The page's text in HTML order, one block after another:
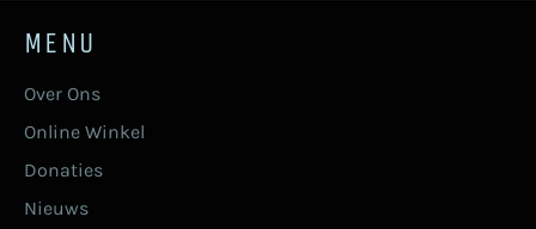
MENU
Over Ons
Online Winkel
Donaties
Nieuws